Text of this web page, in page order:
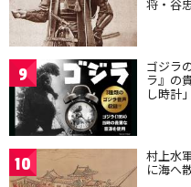
将・谷
9 ゴジラ
ラ』の
し時計
10 村上水
に海へ